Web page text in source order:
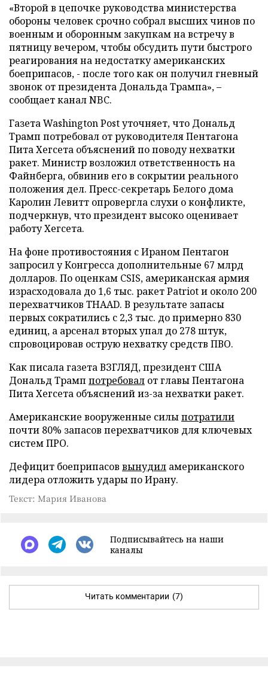
«Второй в цепочке руководства министерства
обороны человек срочно собрал высших чинов по
военным и оборонным закупкам на встречу в
пятницу вечером, чтобы обсудить пути быстрого
реагирования на недостатку американских
боеприпасов, - после того как он получил гневный
звонок от президента Дональда Трампа», –
сообщает канал NBC.
Газета Washington Post уточняет, что Дональд
Трамп потребовал от руководителя Пентагона
Пита Хегсета объяснений по поводу нехватки
ракет. Министр возложил ответственность на
Файнберга, обвинив его в сокрытии реального
положения дел. Пресс-секретарь Белого дома
Каролин Левитт опровергла слухи о конфликте,
подчеркнув, что президент высоко оценивает
работу Хегсета.
На фоне противостояния с Ираном Пентагон
запросил у Конгресса дополнительные 67 млрд
долларов. По оценкам CSIS, американская армия
израсходовала до 1,6 тыс. ракет Patriot и около 200
перехватчиков THAAD. В результате запасы
первых сократились с 2,3 тыс. до примерно 830
единиц, а арсенал вторых упал до 278 штук,
спровоцировав острую нехватку средств ПВО.
Как писала газета ВЗГЛЯД, президент США
Дональд Трамп потребовал от главы Пентагона
Пита Хегсета объяснений из-за нехватки ракет.
Американские вооруженные силыпотратили
почти 80% запасов перехватчиков для ключевых
систем ПРО.
Дефицит боеприпасов вынудил американского
лидера отложить удары по Ирану.
Текст: Мария Иванова
Подписывайтесь на наши
каналы
Читать комментарии (7)